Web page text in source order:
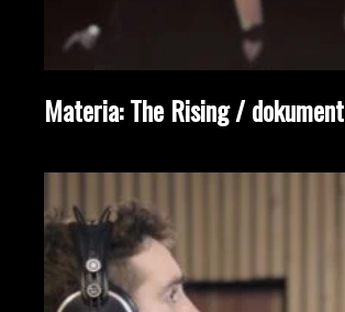
Materia: The Rising / dokument